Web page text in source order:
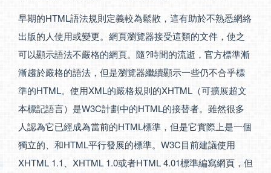
早期的HTML語法規則定義較為鬆散，這有助於不熟悉網絡
出版的人使用或變更。網頁瀏覽器接受這類的文件，使之
可以顯示語法不嚴格的網頁。隨?時間的流逝，官方標準漸
漸趨於嚴格的語法，但是瀏覽器繼續顯示一些仍不合乎標
準的HTML。使用XML的嚴格規則的XHTML（可擴展超文
本標記語言）是W3C計劃中的HTML的接替者。雖然很多
人認為它已經成為當前的HTML標準，但是它實際上是一個
獨立的、和HTML平行發展的標準。W3C目前建議使用
XHTML 1.1、XHTML 1.0或者HTML 4.01標準編寫網頁，但